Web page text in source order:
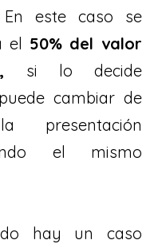
En este caso se
el 50% del valor
si lo decide
cambiar de
presentación
el mismo
hay un caso